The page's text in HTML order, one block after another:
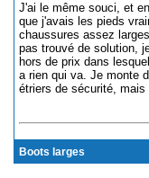
J'ai le même souci, et
que j'avais les pieds
chaussures assez
pas trouvé de solution,
hors de prix dans
a rien qui va. Je monte
étriers de sécurité,
Boots larges